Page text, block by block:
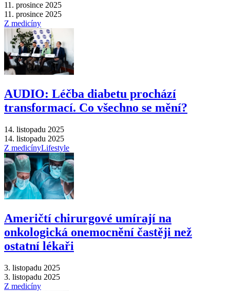
11. prosince 2025
11. prosince 2025
Z medicíny
AUDIO: Léčba diabetu prochází
transformací. Co všechno se mění?
14. listopadu 2025
14. listopadu 2025
Z medicínyLifestyle
Američtí chirurgové umírají na
onkologická onemocnění častěji než
ostatní lékaři
3. listopadu 2025
3. listopadu 2025
Z medicíny